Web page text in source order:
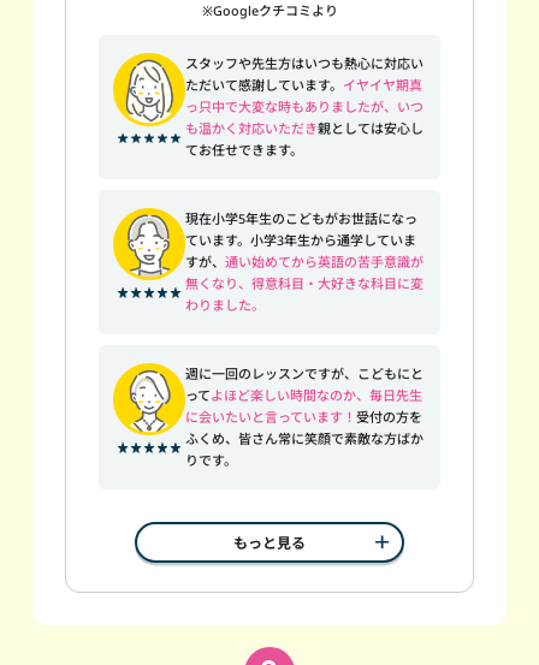
※Googleクチコミより
スタッフや先生方はいつも熱心に対応い
ただいて感謝しています。 イヤイヤ期真
っ只中で大変な時もありましたが、いつ
も温かく対応いただき親としては安心し
てお任せできます。
現在小学5年生のこどもがお世話になっ
ています。小学3年生から通学していま
すが、 通い始めてから英語の苦手意識が
無くなり、得意科目・大好きな科目に変
わりました。
週に一回のレッスンですが、こどもにと
ってよほど楽しい時間なのか、毎日先生
に会いたいと言っています！ 受付の方を
ふくめ、皆さん常に笑顔で素敵な方ばか
りです。
もっと見る